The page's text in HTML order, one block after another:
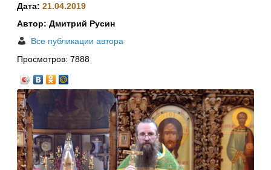
Дата: 21.04.2019
Автор: Дмитрий Русин
Все публикации автора
Просмотров: 7888